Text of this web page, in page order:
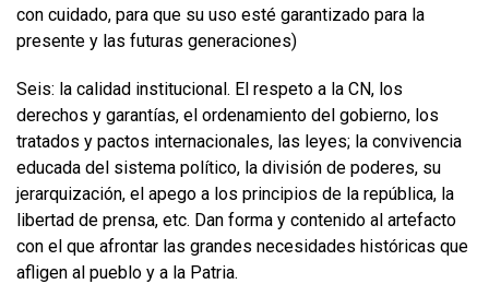
con cuidado, para que su uso esté garantizado para la
presente y las futuras generaciones)
Seis: la calidad institucional. El respeto a la CN, los
derechos y garantías, el ordenamiento del gobierno, los
tratados y pactos internacionales, las leyes; la convivencia
educada del sistema político, la división de poderes, su
jerarquización, el apego a los principios de la república, la
libertad de prensa, etc. Dan forma y contenido al artefacto
con el que afrontar las grandes necesidades históricas que
afligen al pueblo y a la Patria.